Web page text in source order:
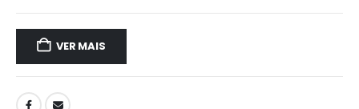
VER MAIS